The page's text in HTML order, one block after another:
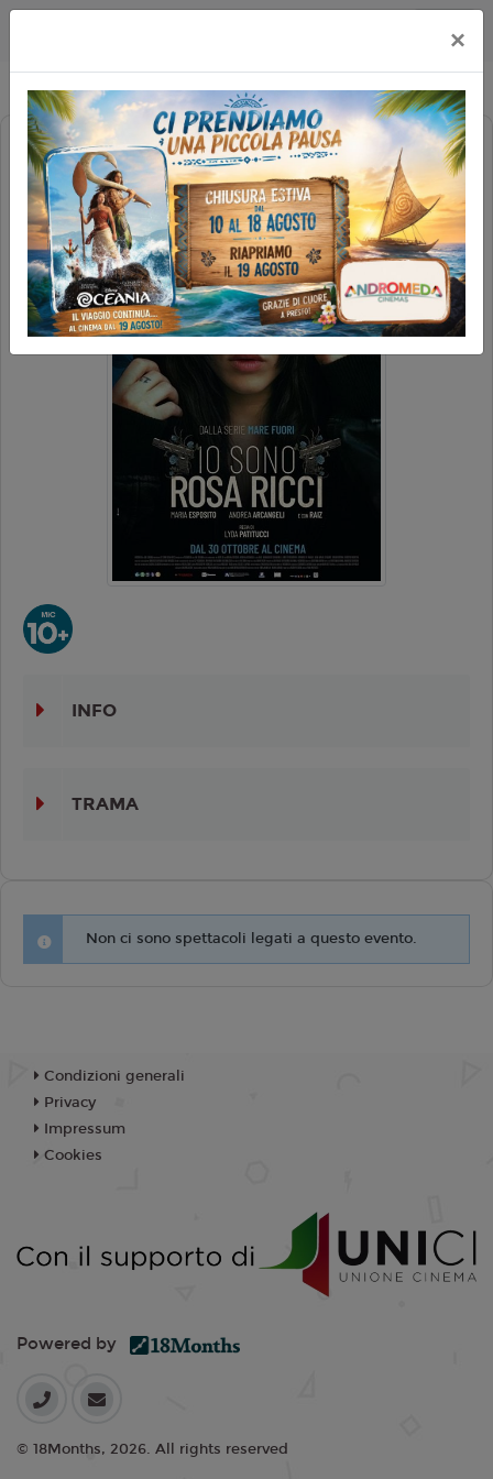
IO SONO ROSA RICCI (1H30')
FAMILY REV
INFO
TRAMA
Non ci sono spettacoli legati a questo evento.
×
Condizioni generali
Privacy
Impressum
Cookies
Powered by
© 18Months, 2026. All rights reserved